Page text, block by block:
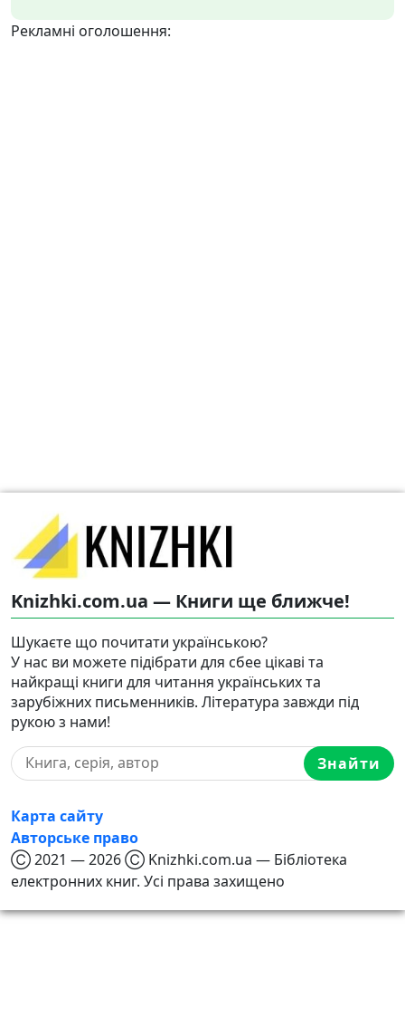
Рекламні оголошення:
Knizhki.com.ua — Книги ще ближче!
Шукаєте що почитати українською?
У нас ви можете підібрати для сбее цікаві та
найкращі книги для читання українських та
зарубіжних письменників. Література завжди під
рукою з нами!
Знайти
Карта сайту
Авторське право
Ⓒ 2021 — 2026 Ⓒ Knizhki.com.ua — Бібліотека
електронних книг. Усі права захищено